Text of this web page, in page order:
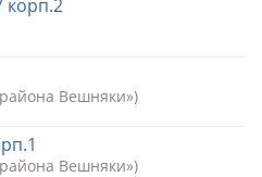
корп.2
Вешняки»)
Вешняки»)